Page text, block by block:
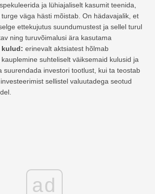
ja lühiajaliselt kasumit teenida,
väga hästi mõistab. On hädavajalik, et
ettekujutus suundumustest ja sellel turul
ning turuvõimalusi ära kasutama
kulud: erinevalt aktsiatest hõlmab
suhteliselt väiksemaid kulusid ja
suurendada investori tootlust, kui ta teostab
sellistel valuutadega seotud
ad